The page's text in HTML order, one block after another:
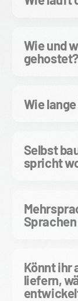
Wie und
gehostet?
Wie
Selbst
spricht
Könnt ihr
liefern,